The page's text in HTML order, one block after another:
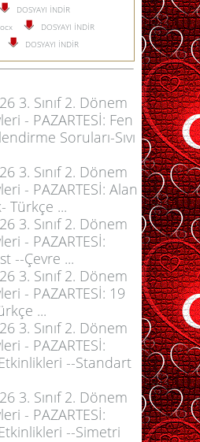
DOSYAYI İNDİR
DOSYAYI İNDİR
DOSYAYI İNDİR
3. Sınıf 2. Dönem
- PAZARTESİ: Fen
Soruları-Sıvı
3. Sınıf 2. Dönem
- PAZARTESİ: Alan
Türkçe ...
3. Sınıf 2. Dönem
- PAZARTESİ:
--Çevre ...
3. Sınıf 2. Dönem
- PAZARTESİ: 19
...
3. Sınıf 2. Dönem
- PAZARTESİ:
--Standart
3. Sınıf 2. Dönem
- PAZARTESİ:
--Simetri